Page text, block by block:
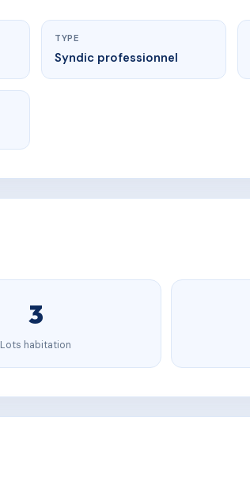
TYPE
Syndic professionnel
3
Lots habitation